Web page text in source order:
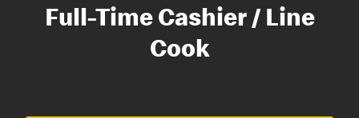
Full-Time Cashier / Line
Cook